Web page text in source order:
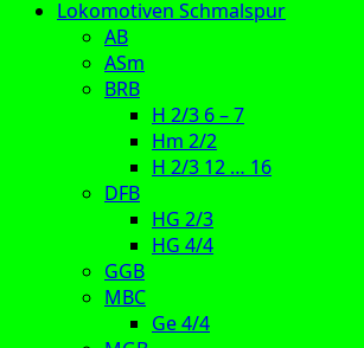
Lokomotiven Schmalspur
AB
ASm
BRB
H 2/3 6 – 7
Hm 2/2
H 2/3 12 … 16
DFB
HG 2/3
HG 4/4
GGB
MBC
Ge 4/4